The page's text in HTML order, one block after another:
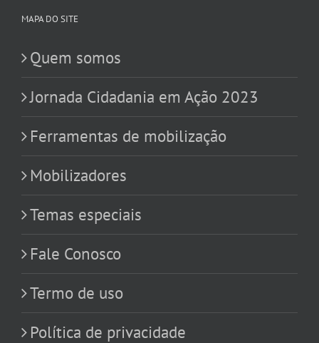
MAPA DO SITE
Quem somos
Jornada Cidadania em Ação 2023
Ferramentas de mobilização
Mobilizadores
Temas especiais
Fale Conosco
Termo de uso
Política de privacidade